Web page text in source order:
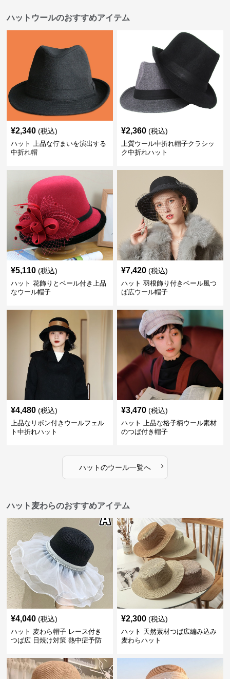
ハットウールのおすすめアイテム
¥2,340 (税込)
ハット 上品な佇まいを演出する
中折れ帽
¥2,360 (税込)
上質ウール中折れ帽子クラシッ
ク中折れハット
¥5,110 (税込)
ハット 花飾りとベール付き上品
なウール帽子
¥7,420 (税込)
ハット 羽根飾り付きベール風つ
ば広ウール帽子
¥4,480 (税込)
上品なリボン付きウールフェル
ト中折れハット
¥3,470 (税込)
ハット 上品な格子柄ウール素材
のつば付き帽子
ハットのウール一覧へ ›
ハット麦わらのおすすめアイテム
¥4,040 (税込)
ハット 麦わら帽子 レース付き
つば広 日焼け対策 熱中症予防
¥2,300 (税込)
ハット 天然素材つば広編み込み
麦わらハット